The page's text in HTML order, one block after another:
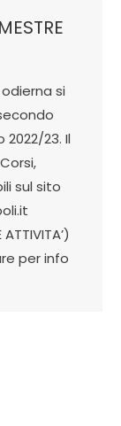
odierna si
23. Il
sul sito
per info